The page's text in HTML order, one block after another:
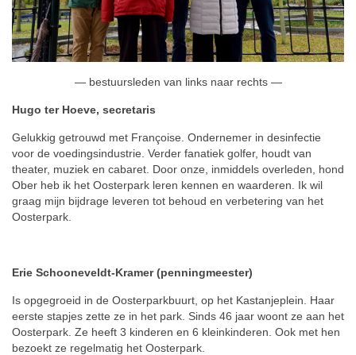
— bestuursleden van links naar rechts —
Hugo ter Hoeve, secretaris
Gelukkig getrouwd met Françoise. Ondernemer in desinfectie
voor de voedingsindustrie. Verder fanatiek golfer, houdt van
theater, muziek en cabaret. Door onze, inmiddels overleden, hond
Ober heb ik het Oosterpark leren kennen en waarderen. Ik wil
graag mijn bijdrage leveren tot behoud en verbetering van het
Oosterpark.
Erie Schooneveldt-Kramer (penningmeester)
Is opgegroeid in de Oosterparkbuurt, op het Kastanjeplein. Haar
eerste stapjes zette ze in het park. Sinds 46 jaar woont ze aan het
Oosterpark. Ze heeft 3 kinderen en 6 kleinkinderen. Ook met hen
bezoekt ze regelmatig het Oosterpark.